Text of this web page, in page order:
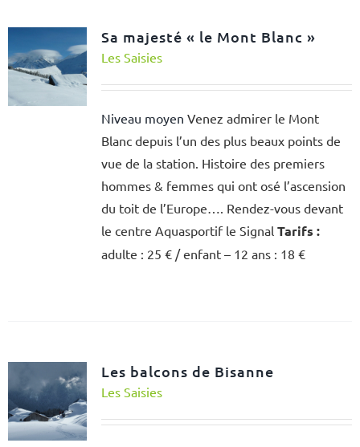
Sa majesté « le Mont Blanc »
Les Saisies
Niveau moyen Venez admirer le Mont
Blanc depuis l’un des plus beaux points de
vue de la station. Histoire des premiers
hommes & femmes qui ont osé l’ascension
du toit de l’Europe…. Rendez-vous devant
le centre Aquasportif le Signal Tarifs :
adulte : 25 € / enfant – 12 ans : 18 €
Les balcons de Bisanne
Les Saisies